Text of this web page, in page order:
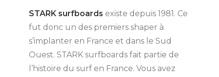
STARK surfboards existe depuis 1981. Ce
fut donc un des premiers shaper à
s’implanter en France et dans le Sud
Ouest. STARK surfboards fait partie de
l’histoire du surf en France. Vous avez